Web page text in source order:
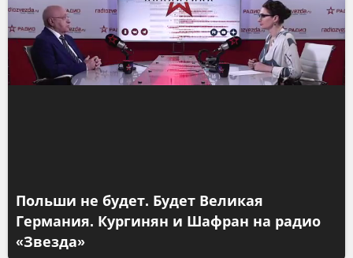
Польши не будет. Будет Великая
Германия. Кургинян и Шафран на радио
«Звезда»